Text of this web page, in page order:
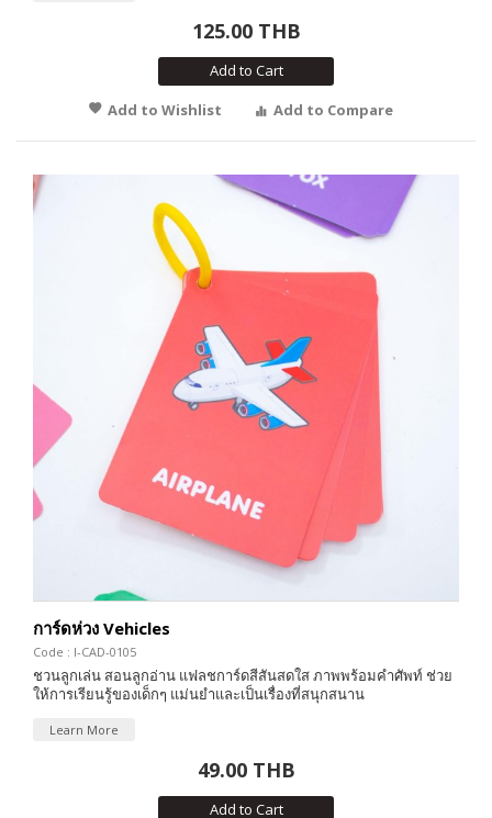
125.00 THB
Add to Cart
Add to Wishlist
Add to Compare
การ์ดห่วง Vehicles
Code : I-CAD-0105
ชวนลูกเล่น สอนลูกอ่าน แฟลชการ์ดสีสันสดใส ภาพพร้อมคำศัพท์ ช่วย
ให้การเรียนรู้ของเด็กๆ แม่นยำและเป็นเรื่องที่สนุกสนาน
Learn More
49.00 THB
Add to Cart